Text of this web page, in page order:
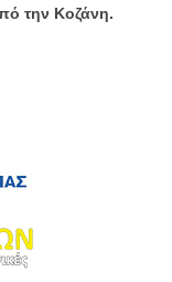
την Κοζάνη.